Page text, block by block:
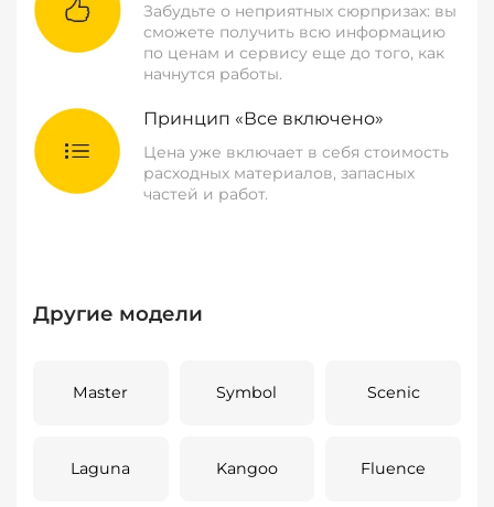
Забудьте о неприятных сюрпризах: вы
сможете получить всю информацию
по ценам и сервису еще до того, как
начнутся работы.
Принцип «Все включено»
Цена уже включает в себя стоимость
расходных материалов, запасных
частей и работ.
Другие модели
Master Symbol Scenic
Laguna Kangoo Fluence